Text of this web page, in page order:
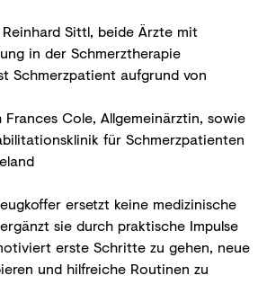
Sittl, beide Ärzte mit
in der Schmerztherapie
Schmerzpatient aufgrund von
Cole, Allgemeinärztin, sowie
für Schmerzpatienten
ersetzt keine medizinische
sie durch praktische Impulse
erste Schritte zu gehen, neue
und hilfreiche Routinen zu